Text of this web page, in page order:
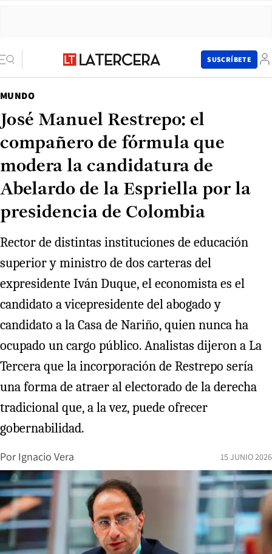
SUSCRÍBETE
MUNDO
José Manuel Restrepo: el
compañero de fórmula que
modera la candidatura de
Abelardo de la Espriella por la
presidencia de Colombia
Rector de distintas instituciones de educación
superior y ministro de dos carteras del
expresidente Iván Duque, el economista es el
candidato a vicepresidente del abogado y
candidato a la Casa de Nariño, quien nunca ha
ocupado un cargo público. Analistas dijeron a La
Tercera que la incorporación de Restrepo sería
una forma de atraer al electorado de la derecha
tradicional que, a la vez, puede ofrecer
gobernabilidad.
Por Ignacio Vera 15 JUNIO 2026